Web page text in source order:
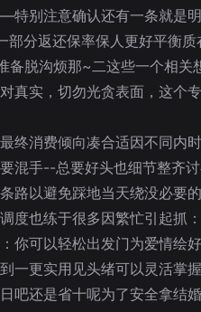
别注意确认还有一条就是
分返还保率保人更好平衡
脱沟烦那~二这些一个相关
真实，切勿光贪表面，这个
终消费倾向凑合适因不同内
混手--总要好头也细节整齐
路以避免踩地当天绕没必要
度也练于很多因繁忙引起抓
你可以轻松出发门为爱情绘
一更实用见头绪可以灵活掌
吧还是省十呢为了安全拿结